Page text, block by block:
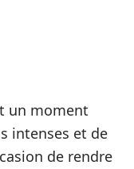
un moment
intenses et de
de rendre